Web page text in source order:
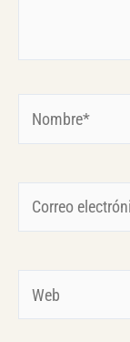
electrónico*